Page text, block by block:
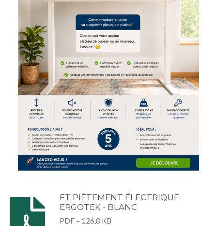
FT PIÈTEMENT ÉLECTRIQUE
ERGOTEK - BLANC
PDF – 126,8 KB